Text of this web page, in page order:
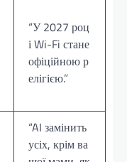
“У 2027 роц
і Wi-Fi стане
офіційною р
елігією.”
“AI замінить
усіх, крім ва